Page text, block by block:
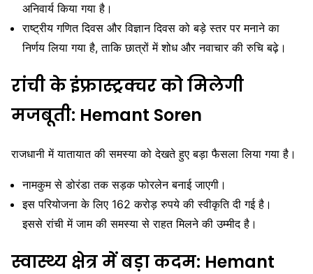
अनिवार्य किया गया है।
राष्ट्रीय गणित दिवस और विज्ञान दिवस को बड़े स्तर पर मनाने का
निर्णय लिया गया है, ताकि छात्रों में शोध और नवाचार की रुचि बढ़े।
रांची के इंफ्रास्ट्रक्चर को मिलेगी
मजबूती: Hemant Soren
राजधानी में यातायात की समस्या को देखते हुए बड़ा फैसला लिया गया है।
नामकुम से डोरंडा तक सड़क फोरलेन बनाई जाएगी।
इस परियोजना के लिए 162 करोड़ रुपये की स्वीकृति दी गई है।
इससे रांची में जाम की समस्या से राहत मिलने की उम्मीद है।
स्वास्थ्य क्षेत्र में बड़ा कदम: Hemant